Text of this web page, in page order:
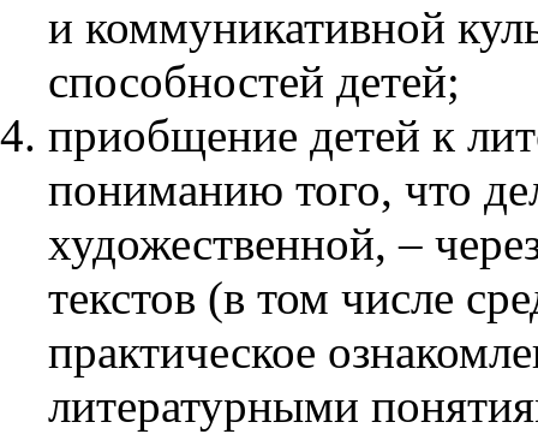
и коммуникативной
способностей детей;
приобщение детей к
пониманию того, что
художественной, –
текстов (в том числе
практическое
литературными